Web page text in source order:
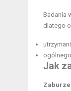
Badania
dlatego
Jak